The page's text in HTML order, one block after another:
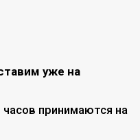
уже на
принимаются на